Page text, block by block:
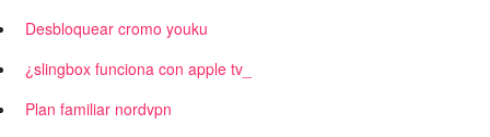
Desbloquear cromo youku
¿slingbox funciona con apple tv_
Plan familiar nordvpn